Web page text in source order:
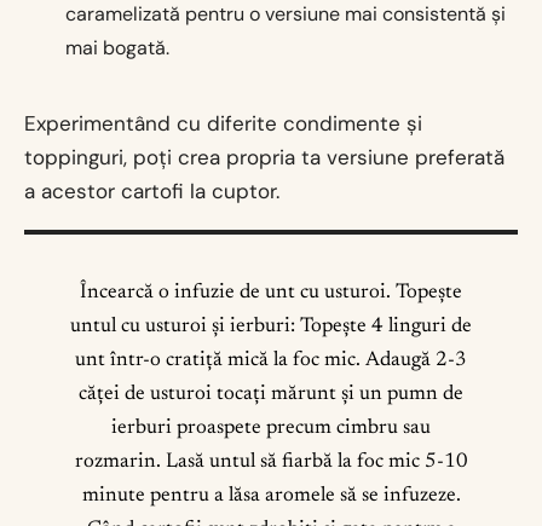
caramelizată pentru o versiune mai consistentă și
mai bogată.
Experimentând cu diferite condimente și
toppinguri, poți crea propria ta versiune preferată
a acestor cartofi la cuptor.
Încearcă o infuzie de unt cu usturoi. Topește
untul cu usturoi și ierburi: Topește 4 linguri de
unt într-o cratiță mică la foc mic. Adaugă 2-3
căței de usturoi tocați mărunt și un pumn de
ierburi proaspete precum cimbru sau
rozmarin. Lasă untul să fiarbă la foc mic 5-10
minute pentru a lăsa aromele să se infuzeze.